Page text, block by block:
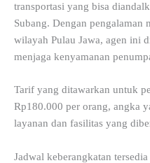
transportasi yang bisa
Subang. Dengan pengalaman
wilayah Pulau Jawa, agen ini
menjaga kenyamanan
Tarif yang ditawarkan untuk
Rp180.000 per orang, angka
layanan dan fasilitas yang
Jadwal keberangkatan